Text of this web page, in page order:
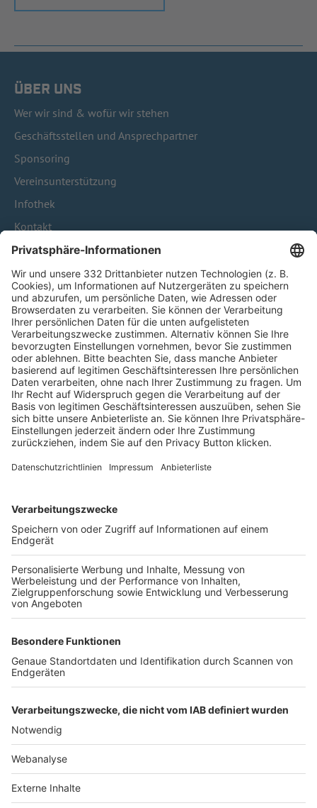
ÜBER UNS
Wer wir sind & wofür wir stehen
Geschäftsstellen und Ansprechpartner
Sponsoring
Vereinsunterstützung
Infothek
Kontakt
HÄUFIG BESUCHTE SEITEN
Pässe und Vereinswechsel
Trainerausbildung
Schulungsangebot Vereinsmitarbeiter
BFV-Geschäftsstellen
Trainerbörse
Login SpielPlus
FOLGE DEM BFV
TOP-VEREINE
TOP-PARTNER
Nutzungsbedingungen Datenschutz Impressum